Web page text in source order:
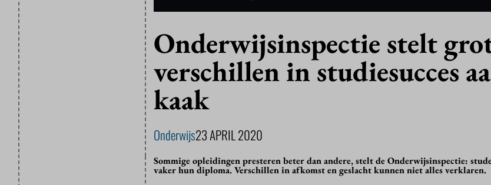
Onderwijsinspectie stelt
verschillen in studiesucces
kaak
Onderwijs23 APRIL 2020
Sommige opleidingen presteren beter dan andere, stelt de Onderwijsinspectie:
vaker hun diploma. Verschillen in afkomst en geslacht kunnen niet alles verklaren.